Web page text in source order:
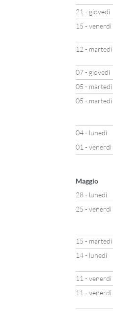
21 - giovedì
15 - venerdì
12 - martedì
07 - giovedì
05 - martedì
05 - martedì
04 - lunedì
01 - venerdì
Maggio
28 - lunedì
25 - venerdì
15 - martedì
14 - lunedì
11 - venerdì
11 - venerdì